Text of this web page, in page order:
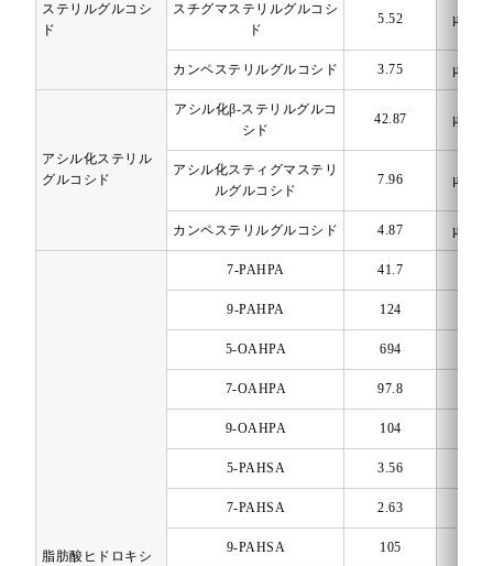
ステリルグルコシ
ド
スチグマステリルグルコシ
ド
5.52 µmol/
カンペステリルグルコシド 3.75 µmol/
アシル化ステリル
グルコシド
アシル化β-ステリルグルコ
シド
42.87 µmol/
アシル化スティグマステリ
ルグルコシド
7.96 µmol/
カンペステリルグルコシド 4.87 µmol/
脂肪酸ヒドロキシ
7-PAHPA 41.7
9-PAHPA 124
5-OAHPA 694
7-OAHPA 97.8
9-OAHPA 104
5-PAHSA 3.56
7-PAHSA 2.63
9-PAHSA 105